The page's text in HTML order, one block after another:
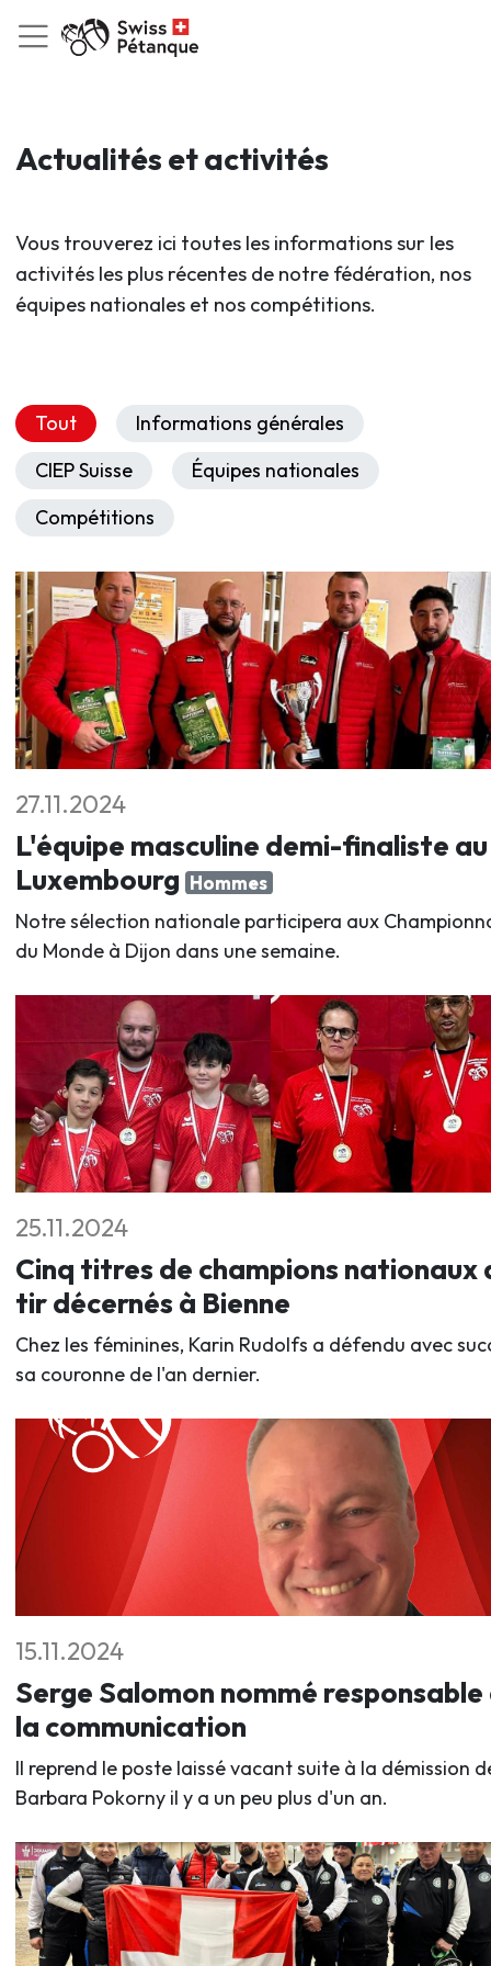
Actualités et activités
Vous trouverez ici toutes les informations sur les
activités les plus récentes de notre fédération, nos
équipes nationales et nos compétitions.
Tout
Informations générales
CIEP Suisse
Équipes nationales
Compétitions
27.11.2024
L'équipe masculine demi-finaliste au
Luxembourg Hommes
Notre sélection nationale participera aux
du Monde à Dijon dans une semaine.
25.11.2024
Cinq titres de champions nationaux
tir décernés à Bienne
Chez les féminines, Karin Rudolfs a défendu avec
sa couronne de l'an dernier.
15.11.2024
Serge Salomon nommé responsable
la communication
Il reprend le poste laissé vacant suite à la démission
Barbara Pokorny il y a un peu plus d'un an.